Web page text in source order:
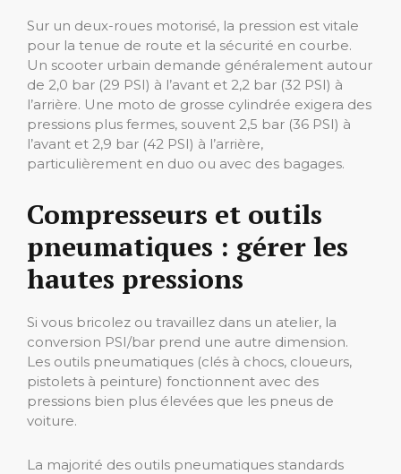
Sur un deux-roues motorisé, la pression est vitale
pour la tenue de route et la sécurité en courbe.
Un scooter urbain demande généralement autour
de 2,0 bar (29 PSI) à l’avant et 2,2 bar (32 PSI) à
l’arrière. Une moto de grosse cylindrée exigera des
pressions plus fermes, souvent 2,5 bar (36 PSI) à
l’avant et 2,9 bar (42 PSI) à l’arrière,
particulièrement en duo ou avec des bagages.
Compresseurs et outils
pneumatiques : gérer les
hautes pressions
Si vous bricolez ou travaillez dans un atelier, la
conversion PSI/bar prend une autre dimension.
Les outils pneumatiques (clés à chocs, cloueurs,
pistolets à peinture) fonctionnent avec des
pressions bien plus élevées que les pneus de
voiture.
La majorité des outils pneumatiques standards